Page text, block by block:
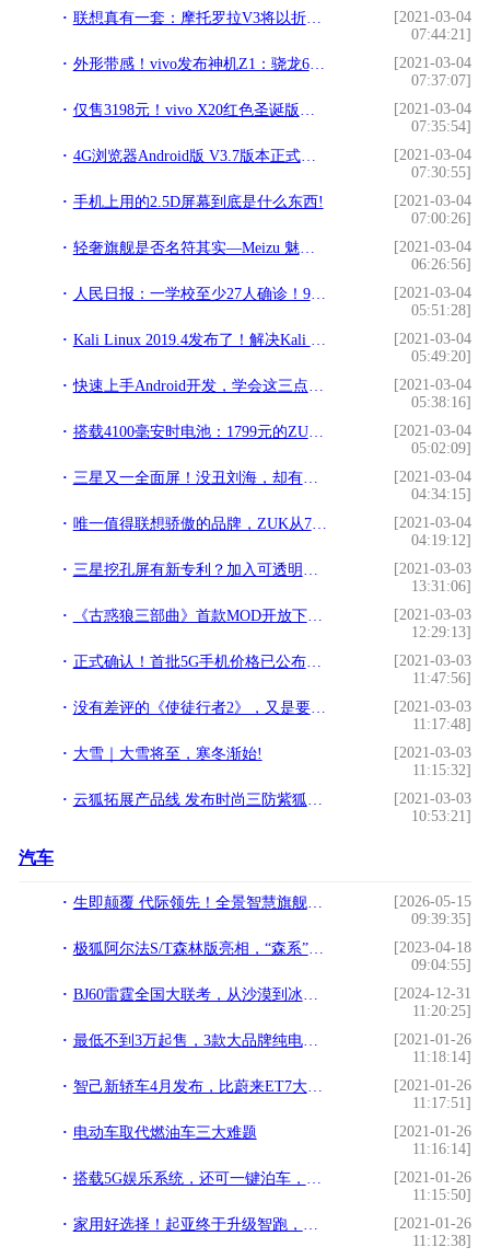
联想真有一套：摩托罗拉V3将以折叠屏方式重出手机江湖!
[2021-03-04
07:44:21]
外形带感！vivo发布神机Z1：骁龙660/1798元!
[2021-03-04
07:37:07]
仅售3198元！vivo X20红色圣诞版：用颜值传递喜庆和祝福!
[2021-03-04
07:35:54]
4G浏览器Android版 V3.7版本正式上线!
[2021-03-04
07:30:55]
手机上用的2.5D屏幕到底是什么东西!
[2021-03-04
07:00:26]
轻奢旗舰是否名符其实—Meizu 魅族 16X 智能手机 使用体验!
[2021-03-04
06:26:56]
人民日报：一学校至少27人确诊！9地开学叫停！5月真能放心开学吗!
[2021-03-04
05:51:28]
Kali Linux 2019.4发布了！解决Kali Linux 2019.4中文乱码问题!
[2021-03-04
05:49:20]
快速上手Android开发，学会这三点就够了！!
[2021-03-04
05:38:16]
搭载4100毫安时电池：1799元的ZUK Z1手机诚意十足!
[2021-03-04
05:02:09]
三星又一全面屏！没丑刘海，却有丑下巴，网友：颜值还不如苹果X!
[2021-03-04
04:34:15]
唯一值得联想骄傲的品牌，ZUK从7楼摔下未坏，可惜再也不会生产了!
[2021-03-04
04:19:12]
三星挖孔屏有新专利？加入可透明屏幕 完美解决挖孔太难看!
[2021-03-03
13:31:06]
《古惑狼三部曲》首款MOD开放下载 骷髅版古惑狼来袭!
[2021-03-03
12:29:13]
正式确认！首批5G手机价格已公布，但先别着急买！!
[2021-03-03
11:47:56]
没有差评的《使徒行者2》，又是要爆的节奏吗？!
[2021-03-03
11:17:48]
大雪｜大雪将至，寒冬渐始!
[2021-03-03
11:15:32]
云狐拓展产品线 发布时尚三防紫狐手机!
[2021-03-03
10:53:21]
汽车
生即颠覆 代际领先！全景智慧旗舰轻卡瑞驰C9正式上市
[2026-05-15
09:39:35]
极狐阿尔法S/T森林版亮相，“森系”座驾为你守护美好生活
[2023-04-18
09:04:55]
BJ60雷霆全国大联考，从沙漠到冰雪“猛”战极限！
[2024-12-31
11:20:25]
最低不到3万起售，3款大品牌纯电代步车推荐，还看"老头乐"？
[2021-01-26
11:18:14]
智己新轿车4月发布，比蔚来ET7大，搭宁德时代新电池，续航1000km
[2021-01-26
11:17:51]
电动车取代燃油车三大难题
[2021-01-26
11:16:14]
搭载5G娱乐系统，还可一键泊车，广汽埃安AION Y内饰曝光
[2021-01-26
11:15:50]
家用好选择！起亚终于升级智跑，网友直呼内行！你听说了吗？
[2021-01-26
11:12:38]